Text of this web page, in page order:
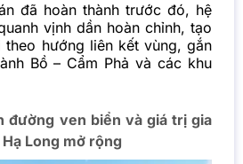
đã hoàn thành trước đó, hệ
vịnh dần hoàn chỉnh, tạo
hướng liên kết vùng, gắn
Bồ – Cẩm Phả và các khu
đường ven biển và giá trị gia
Long mở rộng